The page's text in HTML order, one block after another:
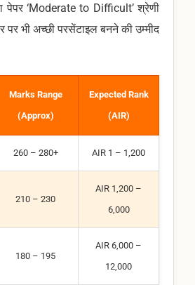
‘Moderate to Difficult’ श्रेणी
पर भी अच्छी परसेंटाइल बनने की उम्मीद
Marks Range
(Approx)
Expected Rank
(AIR)
260 – 280+ AIR 1 – 1,200
210 – 230
AIR 1,200 –
6,000
180 – 195
AIR 6,000 –
12,000